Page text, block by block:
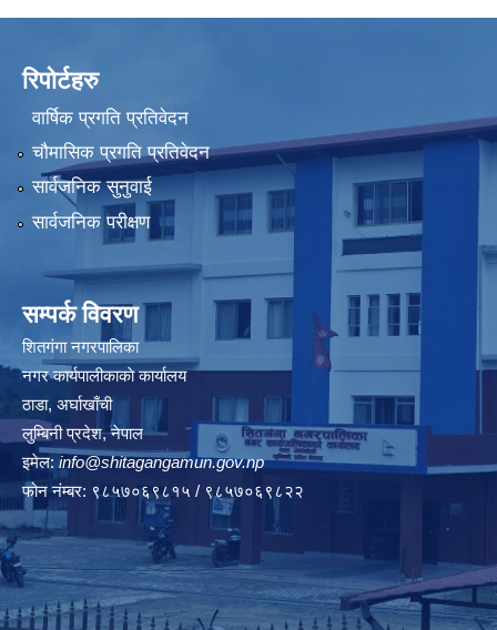
रिपोर्टहरु
वार्षिक प्रगति प्रतिवेदन
चौमासिक प्रगति प्रतिवेदन
सार्वजनिक सुनुवाई
सार्वजनिक परीक्षण
सम्पर्क विवरण
शितगंगा नगरपालिका
नगर कार्यपालीकाकाे कार्यालय
ठाडा, अर्घाखाँची
लुम्बिनी प्रदेश, नेपाल
इमेल: info@shitagangamun.gov.np
फोन नंम्बर: ९८५७०६९८१५ / ९८५७०६९८२२